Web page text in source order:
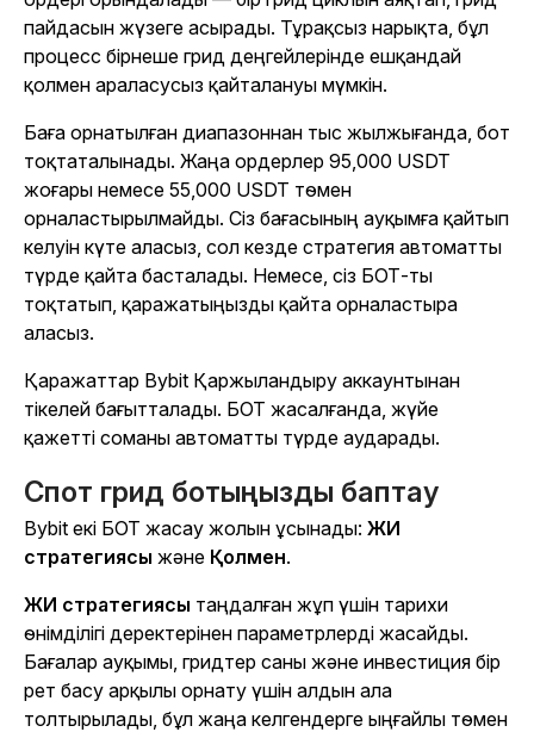
пайдасын жүзеге асырады. Тұрақсыз нарықта, бұл
процесс бірнеше грид деңгейлерінде ешқандай
қолмен араласусыз қайталануы мүмкін.
Баға орнатылған диапазоннан тыс жылжығанда, бот
тоқтаталынады. Жаңа ордерлер 95,000 USDT
жоғары немесе 55,000 USDT төмен
орналастырылмайды. Сіз бағасының ауқымға қайтып
келуін күте аласыз, сол кезде стратегия автоматты
түрде қайта басталады. Немесе, сіз БОТ-ты
тоқтатып, қаражатыңызды қайта орналастыра
аласыз.
Қаражаттар Bybit Қаржыландыру аккаунтынан
тікелей бағытталады. БОТ жасалғанда, жүйе
қажетті соманы автоматты түрде аударады.
Спот грид ботыңызды баптау
Bybit екі БОТ жасау жолын ұсынады: ЖИ
стратегиясы және Қолмен.
ЖИ стратегиясы таңдалған жұп үшін тарихи
өнімділігі деректерінен параметрлерді жасайды.
Бағалар ауқымы, гридтер саны және инвестиция бір
рет басу арқылы орнату үшін алдын ала
толтырылады, бұл жаңа келгендерге ыңғайлы төмен